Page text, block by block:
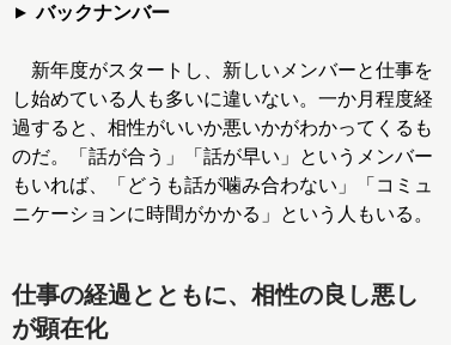
バックナンバー
新年度がスタートし、新しいメンバーと仕事を
し始めている人も多いに違いない。一か月程度経
過すると、相性がいいか悪いかがわかってくるも
のだ。「話が合う」「話が早い」というメンバー
もいれば、「どうも話が噛み合わない」「コミュ
ニケーションに時間がかかる」という人もいる。
仕事の経過とともに、相性の良し悪し
が顕在化